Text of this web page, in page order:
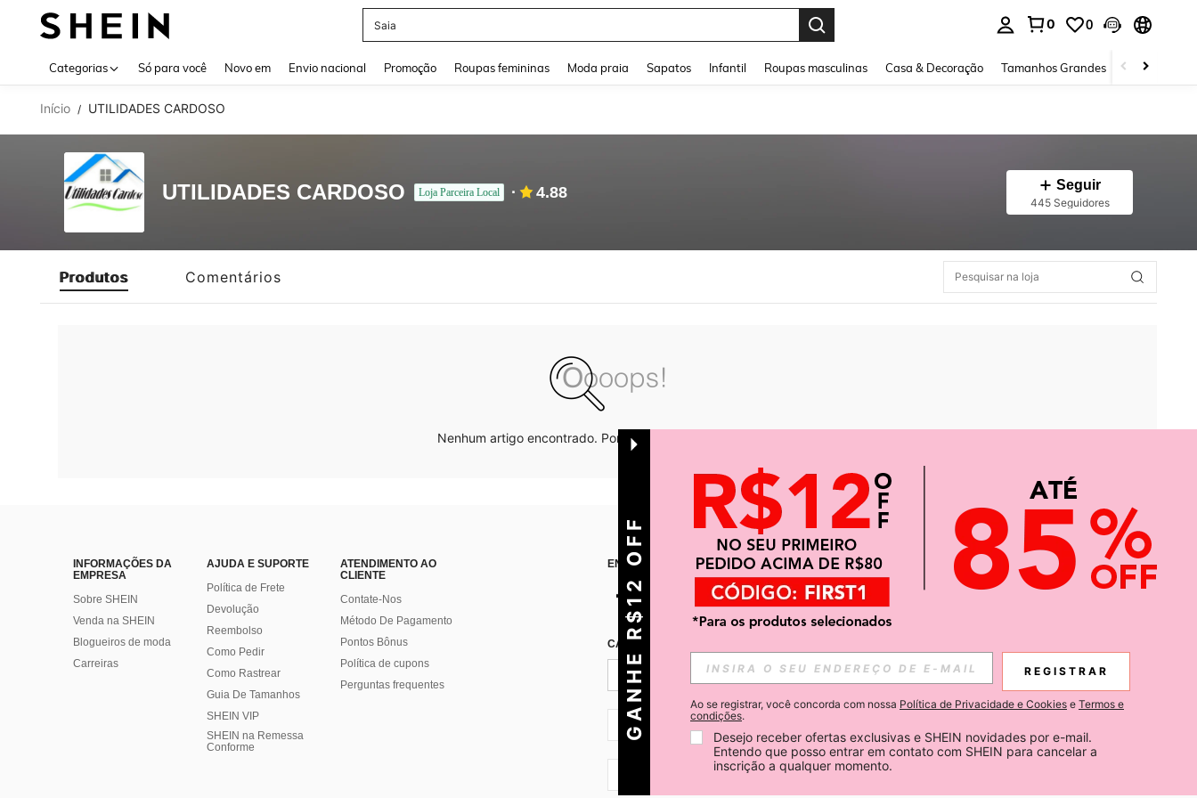
Saia
0 0
Categorias Só para você Novo em Envio nacional Promoção Roupas femininas Moda praia Sapatos Infantil Roupas masculinas Casa & Decoração Tamanhos Grandes Joias e
Início / UTILIDADES CARDOSO
UTILIDADES CARDOSO Loja Parceira Local 4.88 Seguir
445 Seguidores
Produtos Comentários
Nenhum artigo encontrado. Por favor tente outras opções.
INFORMAÇÕES DA
EMPRESA
Sobre SHEIN
Venda na SHEIN
Blogueiros de moda
Carreiras
AJUDA E SUPORTE
Política de Frete
Devolução
Reembolso
Como Pedir
Como Rastrear
Guia De Tamanhos
SHEIN VIP
SHEIN na Remessa
Conforme
ATENDIMENTO AO
CLIENTE
Contate-Nos
Método De Pagamento
Pontos Bônus
Política de cupons
Perguntas frequentes
ENCONTRE-NOS EM APP
CADASTRE-SE PARA RECEBER NOTÍCIAS SOBRE SHEIN.
Inscreva-se
BR + 55
GANHE R$12 OFF REGISTRAR
Ao se registrar, você concorda com nossa Política de Privacidade e Cookies e Termos e
condições.
Desejo receber ofertas exclusivas e SHEIN novidades por e-mail.
Entendo que posso entrar em contato com SHEIN para cancelar a
inscrição a qualquer momento.